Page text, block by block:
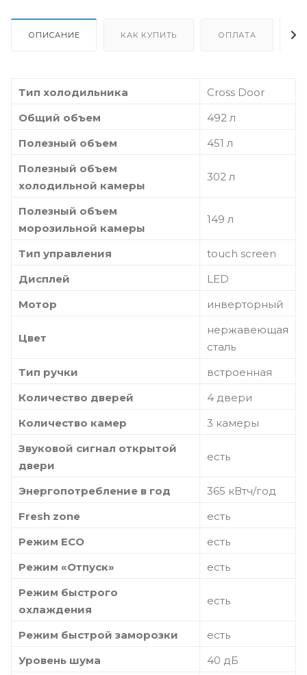
ОПИСАНИЕ КАК КУПИТЬ ОПЛАТА
Тип холодильника
Cross Door
Общий объем
492 л
Полезный объем
451 л
Полезный объем
холодильной камеры
302 л
Полезный объем
морозильной камеры
149 л
Тип управления
touch screen
Дисплей
LED
Мотор
инверторный
Цвет
нержавеющая
сталь
Тип ручки
встроенная
Количество дверей
4 двери
Количество камер
3 камеры
Звуковой сигнал открытой
двери
есть
Энергопотребление в год
365 кВтч/год
Fresh zone
есть
Режим ECO
есть
Режим «Отпуск»
есть
Режим быстрого
охлаждения
есть
Режим быстрой заморозки
есть
Уровень шума
40 дБ